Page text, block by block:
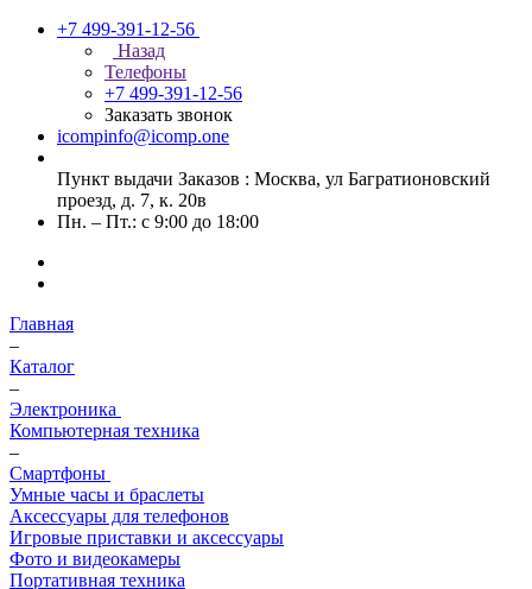
+7 499-391-12-56
Назад
Телефоны
+7 499-391-12-56
Заказать звонок
icompinfo@icomp.one
Пункт выдачи Заказов : Москва, ул Багратионовский
проезд, д. 7, к. 20в
Пн. – Пт.: с 9:00 до 18:00
Главная
–
Каталог
–
Электроника
Компьютерная техника
–
Смартфоны
Умные часы и браслеты
Аксессуары для телефонов
Игровые приставки и аксессуары
Фото и видеокамеры
Портативная техника